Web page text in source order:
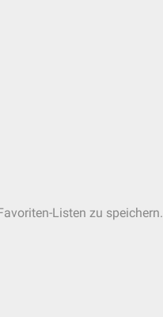
Listen zu speichern.